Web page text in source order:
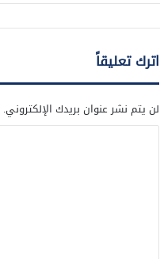
اترك تعليقاً
لن يتم نشر عنوان بريدك الإلكتروني.